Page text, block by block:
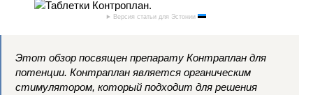
Версия статьи для Эстонии
Этот обзор посвящен препарату Контраплан для
потенции. Контраплан является органическим
стимулятором, который подходит для решения